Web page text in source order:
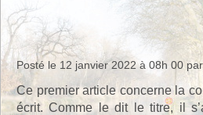
du
Midi
selon
l’Illustration
Posté le 12 janvier 2022 à 08h 00
Ce premier article concerne la
écrit. Comme le dit le titre, il